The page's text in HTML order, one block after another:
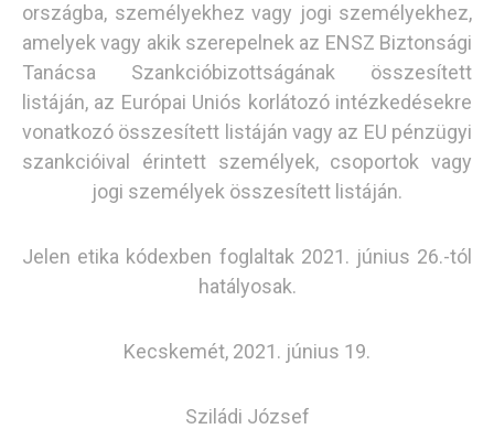
országba, személyekhez vagy jogi személyekhez,
amelyek vagy akik szerepelnek az ENSZ Biztonsági
Tanácsa Szankcióbizottságának összesített
listáján, az Európai Uniós korlátozó intézkedésekre
vonatkozó összesített listáján vagy az EU pénzügyi
szankcióival érintett személyek, csoportok vagy
jogi személyek összesített listáján.
Jelen etika kódexben foglaltak 2021. június 26.-tól
hatályosak.
Kecskemét, 2021. június 19.
Sziládi József